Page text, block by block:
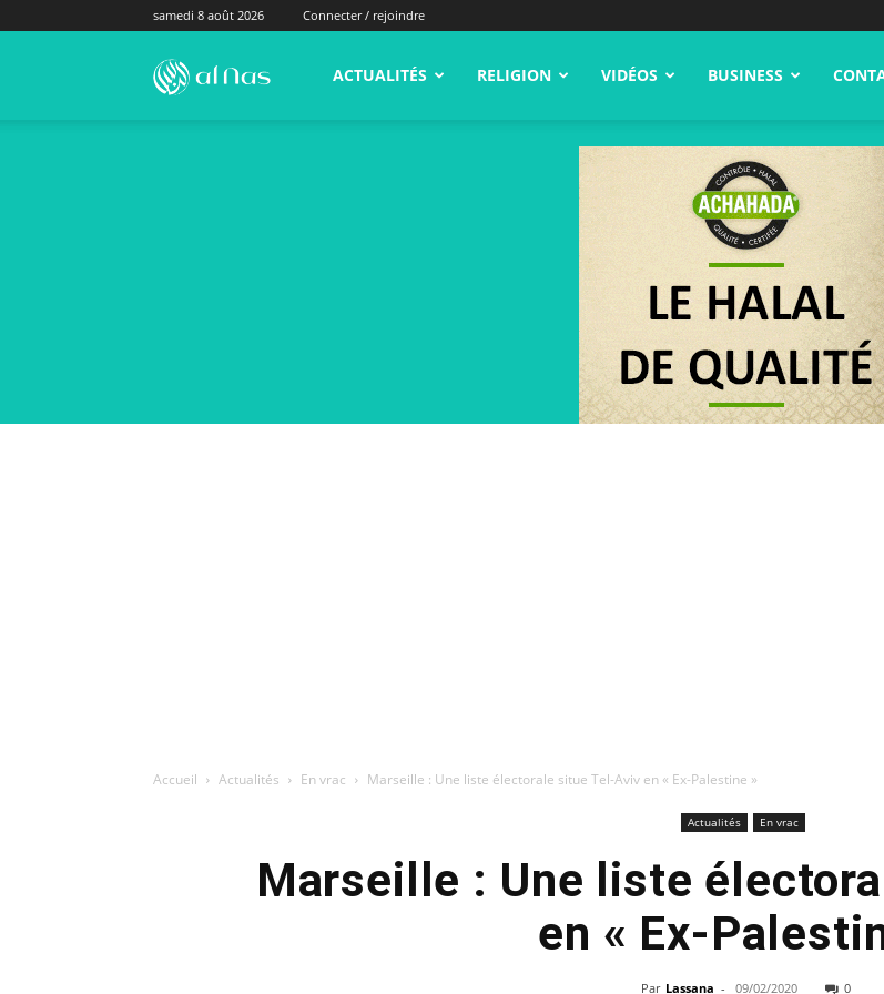
samedi 8 août 2026 Connecter / rejoindre
alNas.fr ACTUALITÉS RELIGION VIDÉOS BUSINESS
Accueil Actualités En vrac Marseille : Une liste électorale situe Tel-Aviv en « Ex-Palestine »
Actualités En vrac
Marseille : Une liste
en « Ex-
Par Lassana - 09/02/2020 0